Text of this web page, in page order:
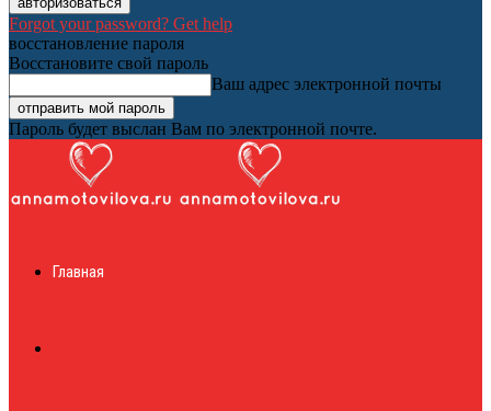
Forgot your password? Get help
восстановление пароля
Восстановите свой пароль
Ваш адрес электронной почты
Пароль будет выслан Вам по электронной почте.
журналГлавная